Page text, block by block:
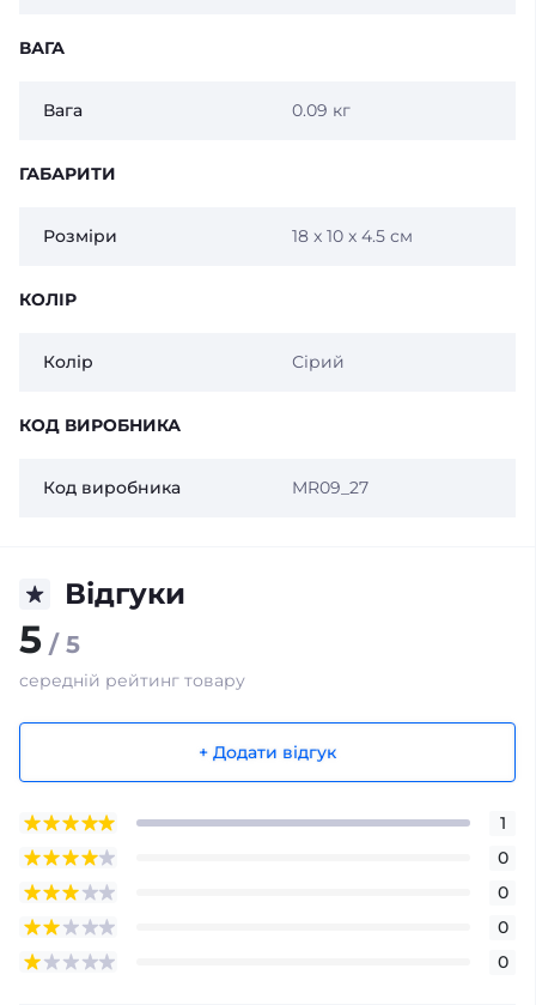
ВАГА
Вага 0.09 кг
ГАБАРИТИ
Розміри 18 x 10 x 4.5 см
КОЛІР
Колір Сірий
КОД ВИРОБНИКА
Код виробника MR09_27
Відгуки
5 / 5
середній рейтинг товару
+ Додати відгук
1
0
0
0
0